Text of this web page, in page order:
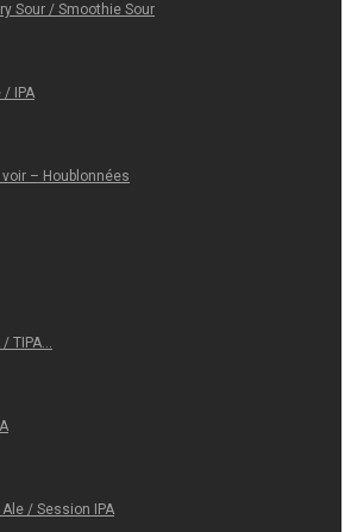
Sour / Smoothie Sour
/ IPA
voir – Houblonnées
/ TIPA…
Ale / Session IPA